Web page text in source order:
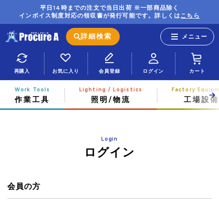
平日14時までの注文で当日出荷 ※一部商品除く
インボイス制度対応の領収書が発行可能です。詳しくはこちら
詳細検索
再購入 お気に入り 会員登録 ログイン カート
作業工具 照明/物流 工場設備
Login
ログイン
会員の方